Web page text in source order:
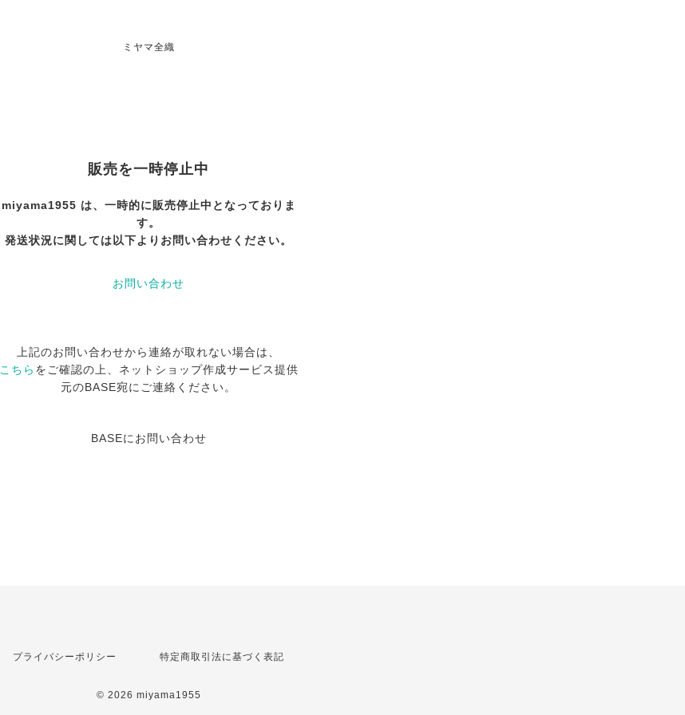
ミヤマ全織
販売を一時停止中
miyama1955 は、一時的に販売停止中となっておりま
す。
発送状況に関しては以下よりお問い合わせください。
お問い合わせ
上記のお問い合わせから連絡が取れない場合は、
こちら をご確認の上、ネットショップ作成サービス提供
元のBASE宛にご連絡ください。
BASEにお問い合わせ
プライバシーポリシー 特定商取引法に基づく表記
© 2026 miyama1955